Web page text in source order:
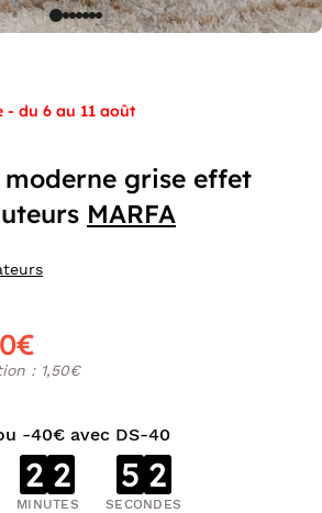
- du 6 au 11 août
moderne grise effet
MARFA
: 1,50€
-40€ avec DS-40
2 2
MINUTES
5 2
SECONDES